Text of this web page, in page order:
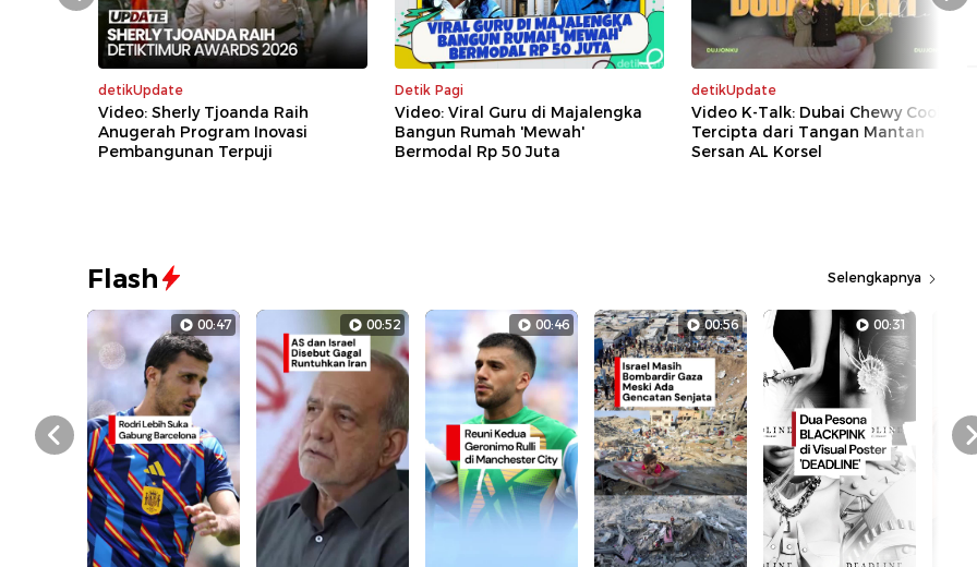
detikUpdate
Video: Sherly Tjoanda Raih
Anugerah Program Inovasi
Pembangunan Terpuji
Detik Pagi
Video: Viral Guru di Majalengka
Bangun Rumah 'Mewah'
Bermodal Rp 50 Juta
detikUpdate
Video K-Talk: Dubai Chewy Cookie
Tercipta dari Tangan Mantan
Sersan AL Korsel
Prev Next
Flash Selengkapnya
00:47 00:52 00:46 00:56 00:31
Prev